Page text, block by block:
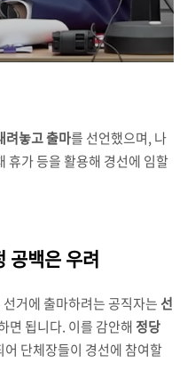
려놓고 출마를 선언했으며, 나
휴가 등을 활용해 경선에 임할
공백은 우려
거에 출마하려는 공직자는 선
면 됩니다. 이를 감안해 정당
어 단체장들이 경선에 참여할